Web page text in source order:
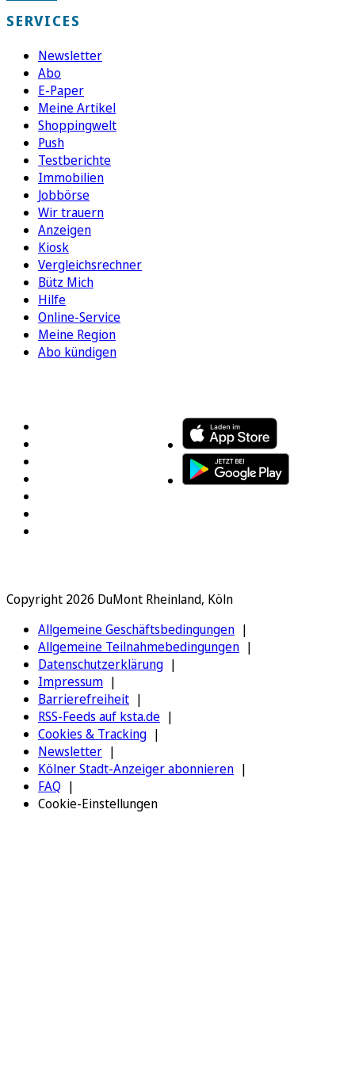
SERVICES
Newsletter
Abo
E-Paper
Meine Artikel
Shoppingwelt
Push
Testberichte
Immobilien
Jobbörse
Wir trauern
Anzeigen
Kiosk
Vergleichsrechner
Bütz Mich
Hilfe
Online-Service
Meine Region
Abo kündigen
Copyright 2026 DuMont Rheinland, Köln
Allgemeine Geschäftsbedingungen
Allgemeine Teilnahmebedingungen
Datenschutzerklärung
Impressum
Barrierefreiheit
RSS-Feeds auf ksta.de
Cookies & Tracking
Newsletter
Kölner Stadt-Anzeiger abonnieren
FAQ
Cookie-Einstellungen